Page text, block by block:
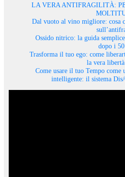
LA VERA ANTIFRAGILITÀ:
Dal vuoto al vino migliore: cosa
Ossido nitrico: la guida
dopo i
Trasforma il tuo ego: come
la vera
Come usare il tuo Tempo come
intelligente: il sistema